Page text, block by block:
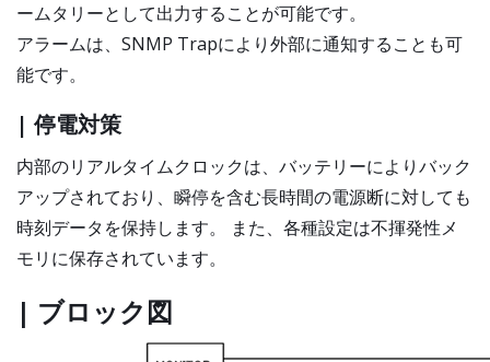
ームタリーとして出力することが可能です。
アラームは、SNMP Trapにより外部に通知することも可
能です。
| 停電対策
内部のリアルタイムクロックは、バッテリーによりバック
アップされており、瞬停を含む長時間の電源断に対しても
時刻データを保持します。 また、各種設定は不揮発性メ
モリに保存されています。
| ブロック図